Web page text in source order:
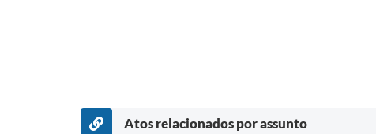
Atos relacionados por assunto